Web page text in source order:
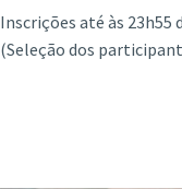
Inscrições até às 23h55
(Seleção dos